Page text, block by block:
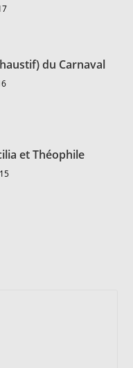
du Carnaval
et Théophile